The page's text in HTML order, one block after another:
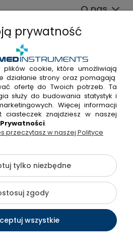
O nas
720 915 338
22 298 53 38
do nas!
o. | ul. Kryształowa 33A, 01-356
| NIP: 7010404814, REGON:
KRS: 0000491265
Zastrzeżone | medinstruments.pl
Flex byEcommercy
prywatność
plików cookie, które umożliwiają
działanie strony oraz pomagają
ofertę do Twoich potrzeb. Ta
służy do budowania statystyk i
Więcej informacji
ciasteczek znajdziesz w naszej
.
przeczytasz w naszej Polityce
tylko niezbędne
zgody
wszystkie